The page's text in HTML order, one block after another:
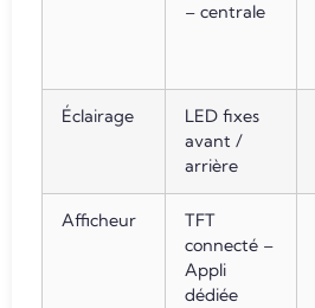
– centrale
Éclairage
LED fixes
avant /
arrière
Afficheur
TFT
connecté –
Appli
dédiée